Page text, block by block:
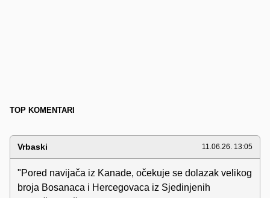
TOP KOMENTARI
Vrbaski 11.06.26. 13:05
"Pored navijača iz Kanade, očekuje se dolazak velikog
broja Bosanaca i Hercegovaca iz Sjedinjenih